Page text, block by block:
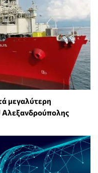
μεγαλύτερη
Αλεξανδρούπολης